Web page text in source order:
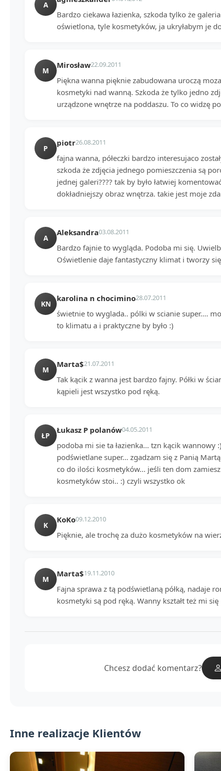
A
Bardzo ciekawa łazienka, szkoda tylko że
oświetlona, tyle kosmetyków, ja ukryłabym je
M
Mirosław22.09.2011
Piękna wanna pięknie zabudowana uroczą
kosmetyki nad wanną. Szkoda że tylko jedno
urządzone wnętrze na poddaszu. To co widzę
P
piotr26.08.2011
fajna wanna, półeczki bardzo interesujaco
szkoda że zdjęcia jednego pomieszczenia są
jednej galeri???? tak by było łatwiej
dokładniejszy obraz wnętrza. takie jest moje
A
Aleksandra03.08.2011
Bardzo fajnie to wygląda. Podoba mi się.
Oświetlenie daje fantastyczny klimat i tworzy
KN
karolina n chocimino28.07.2011
świetnie to wyglada.. pólki w scianie super....
to klimatu a i praktyczne by było :)
M
Marta$21.07.2011
Tak kącik z wanna jest bardzo fajny. Półki w
kąpieli jest wszystko pod ręką.
ŁP
Łukasz P polanów04.05.2011
podoba mi sie ta łazienka... tzn kącik wannowy
podświetlane super... zgadzam się z Panią
co do ilości kosmetyków... jeśli ten dom
kosmetyków stoi.. :) czyli wszystko ok
K
KoKo09.12.2010
Pięknie, ale trochę za dużo kosmetyków na
M
Marta$19.11.2010
Fajna sprawa z tą podświetlaną półką, nadaje
kosmetyki są pod ręką. Wanny kształt też mi
Chcesz dodać komentarz?
Inne realizacje Klientów